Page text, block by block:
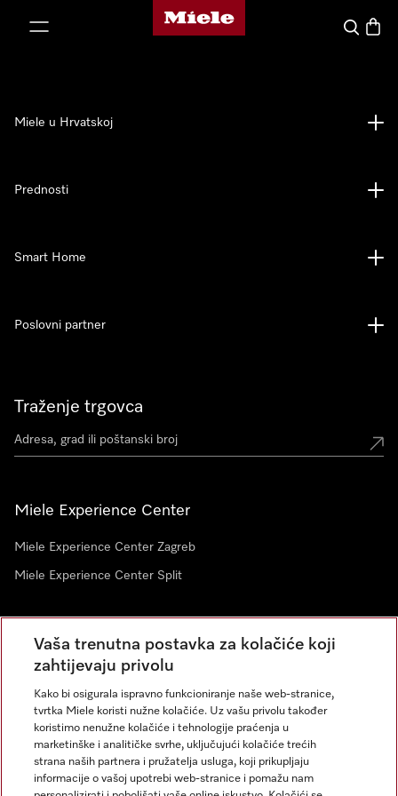
Miele početna stranica
Pretraga
Traženje trgovca
Miele Experience Center
Miele Experience Center Zagreb
Miele Experience Center Split
Newsletter
Miele u Hrvatskoj
Prednosti
Smart Home
Poslovni partner
Vaša trenutna postavka za kolačiće koji
zahtijevaju privolu
Kako bi osigurala ispravno funkcioniranje naše web-stranice,
tvrtka Miele koristi nužne kolačiće. Uz vašu privolu također
koristimo nenužne kolačiće i tehnologije praćenja u
marketinške i analitičke svrhe, uključujući kolačiće trećih
strana naših partnera i pružatelja usluga, koji prikupljaju
informacije o vašoj upotrebi web-stranice i pomažu nam